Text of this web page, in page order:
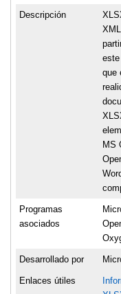
Descripción
que
MS
Programas
asociados
Desarrollado por
Enlaces útiles